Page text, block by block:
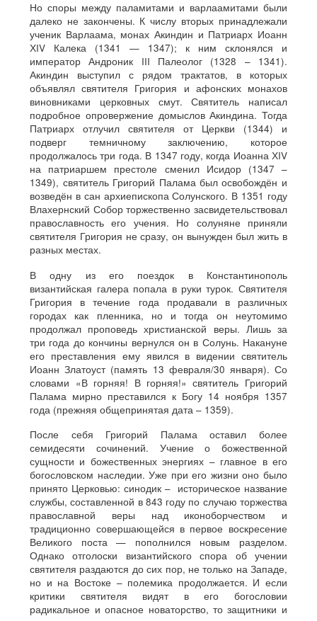
Но споры между паламитами и варлаамитами были
далеко не закончены. К числу вторых принадлежали
ученик Варлаама, монах Акиндин и Патриарх Иоанн
ХIV Калека (1341 — 1347); к ним склонялся и
император Андроник III Палеолог (1328 – 1341).
Акиндин выступил с рядом трактатов, в которых
объявлял святителя Григория и афонских монахов
виновниками церковных смут. Святитель написал
подробное опровержение домыслов Акиндина. Тогда
Патриарх отлучил святителя от Церкви (1344) и
подверг темничному заключению, которое
продолжалось три года. В 1347 году, когда Иоанна ХIV
на патриаршем престоле сменил Исидор (1347 –
1349), святитель Григорий Палама был освобождён и
возведён в сан архиепископа Солунского. В 1351 году
Влахернский Собор торжественно засвидетельствовал
православность его учения. Но солуняне приняли
святителя Григория не сразу, он вынужден был жить в
разных местах.
В одну из его поездок в Константинополь
византийская галера попала в руки турок. Святителя
Григория в течение года продавали в различных
городах как пленника, но и тогда он неутомимо
продолжал проповедь христианской веры. Лишь за
три года до кончины вернулся он в Солунь. Накануне
его преставления ему явился в видении святитель
Иоанн Златоуст (память 13 февраля/30 января). Со
словами «В горняя! В горняя!» святитель Григорий
Палама мирно преставился к Богу 14 ноября 1357
года (прежняя общепринятая дата – 1359).
После себя Григорий Палама оставил более
семидесяти сочинений. Учение о божественной
сущности и божественных энергиях – главное в его
богословском наследии. Уже при его жизни оно было
принято Церковью: синодик – историческое название
службы, составленной в 843 году по случаю торжества
православной веры над иконоборчеством и
традиционно совершающейся в первое воскресение
Великого поста — пополнился новым разделом.
Однако отголоски византийского спора об учении
святителя раздаются до сих пор, не только на Западе,
но и на Востоке – полемика продолжается. И если
критики святителя видят в его богословии
радикальное и опасное новаторство, то защитники и